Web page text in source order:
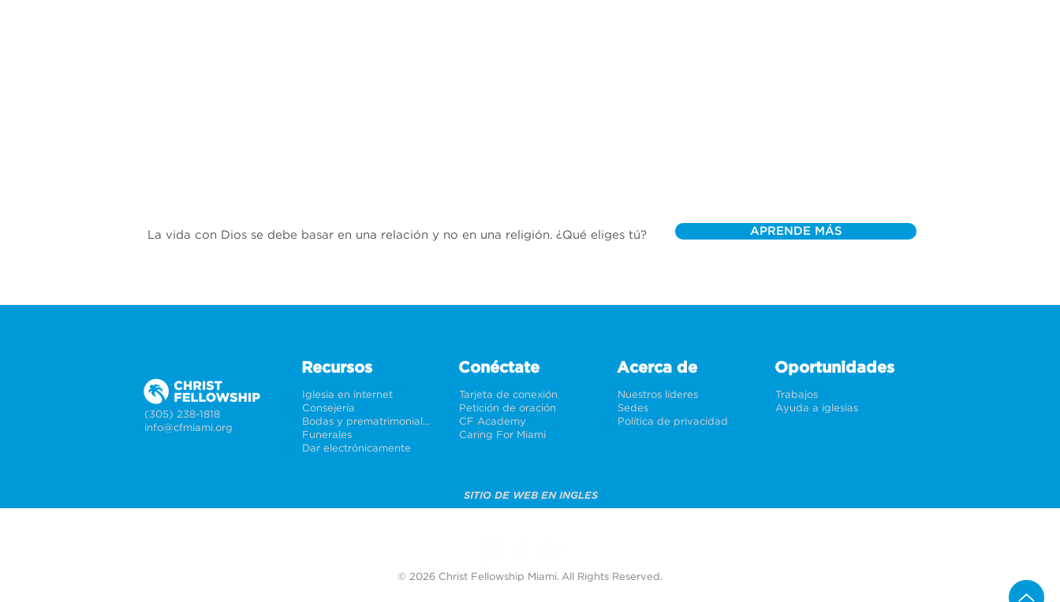
La vida con Dios se debe basar en una relación y no en una religión. ¿Qué eliges tú? APRENDE MÁS
(305) 238-1818
info@cfmiami.org
Recursos
Iglesia en internet
Consejería
Bodas y prematrimoniales
Funerales
Dar electrónicamente
Conéctate
Tarjeta de conexión
Petición de oración
CF Academy
Caring For Miami
Acerca de
Nuestros líderes
Sedes
Política de privacidad
Oportunidades
Trabajos
Ayuda a iglesias
SITIO DE WEB EN INGLES
© 2026 Christ Fellowship Miami. All Rights Reserved.